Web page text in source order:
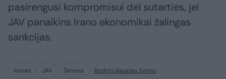
pasirengusi kompromisui dėl sutarties, jei
JAV panaikins Irano ekonomikai žalingas
sankcijas.
Iranas JAV Ženeva Rodyti daugiau žymių